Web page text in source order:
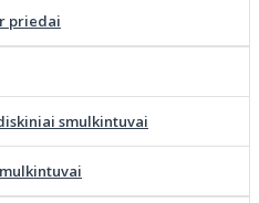
priedai
smulkintuvai